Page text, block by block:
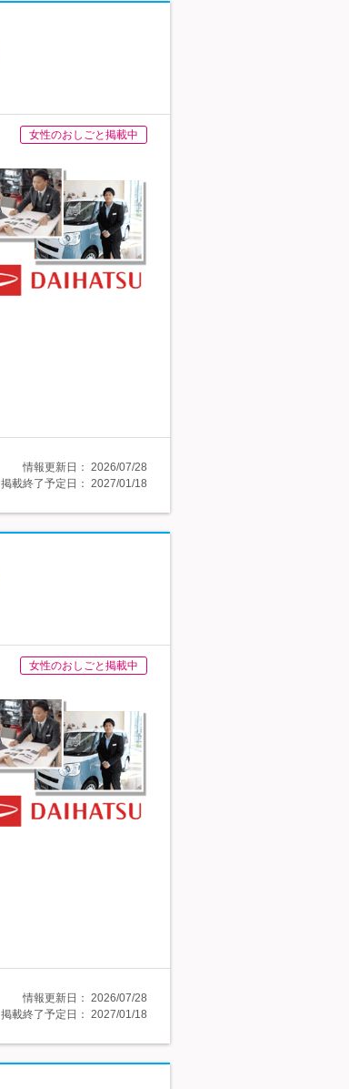
女性のおしごと掲載中
情報更新日： 2026/07/28
掲載終了予定日： 2027/01/18
女性のおしごと掲載中
情報更新日： 2026/07/28
掲載終了予定日： 2027/01/18